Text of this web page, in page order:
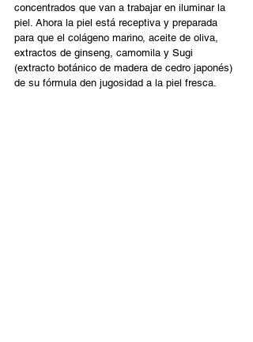
concentrados que van a trabajar en iluminar la
piel. Ahora la piel está receptiva y preparada
para que el colágeno marino, aceite de oliva,
extractos de ginseng, camomila y Sugi
(extracto botánico de madera de cedro japonés)
de su fórmula den jugosidad a la piel fresca.